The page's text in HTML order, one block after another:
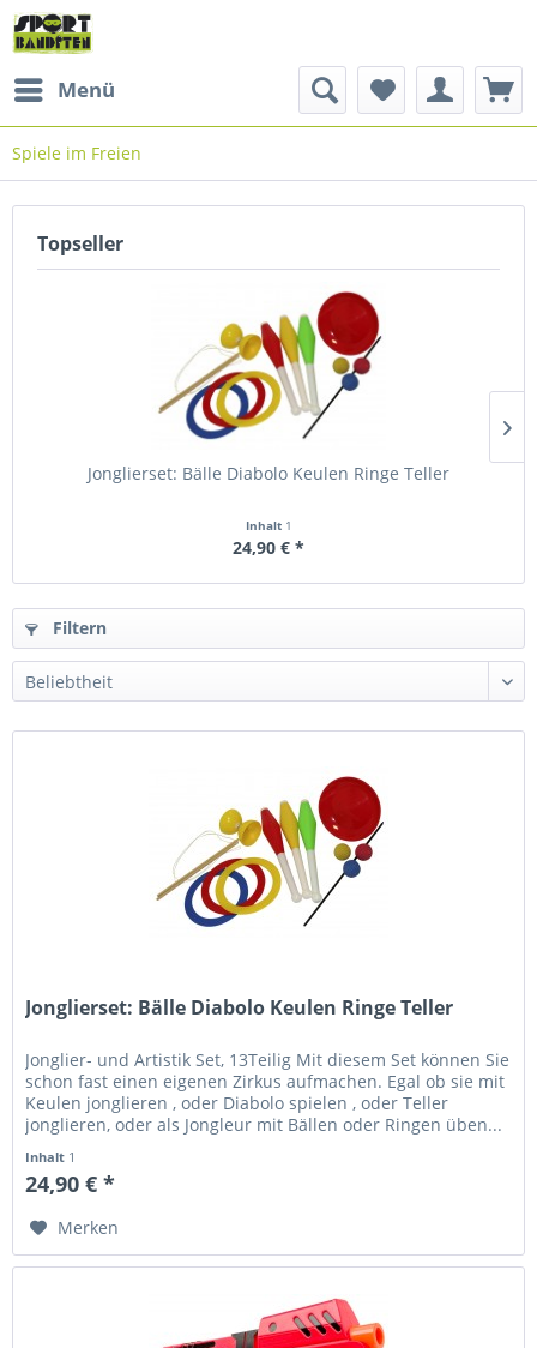
Menü
Spiele im Freien
Topseller
Jonglierset: Bälle Diabolo Keulen Ringe Teller
Inhalt 1
24,90 € *
Filtern
Jonglierset: Bälle Diabolo Keulen Ringe Teller
Jonglier- und Artistik Set, 13Teilig Mit diesem Set können Sie
schon fast einen eigenen Zirkus aufmachen. Egal ob sie mit
Keulen jonglieren , oder Diabolo spielen , oder Teller
jonglieren, oder als Jongleur mit Bällen oder Ringen üben...
Inhalt 1
24,90 € *
Merken